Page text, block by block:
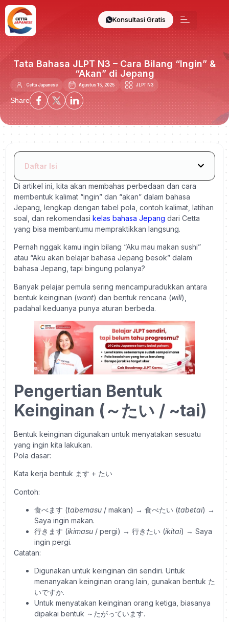
Konsultasi Gratis
Tata Bahasa JLPT N3 – Cara Bilang “Ingin” &
“Akan” di Jepang
Cetta Japanese Agustus 15, 2025 JLPT N3
Share
Daftar Isi
Di artikel ini, kita akan membahas perbedaan dan cara
membentuk kalimat “ingin” dan “akan” dalam bahasa
Jepang, lengkap dengan tabel pola, contoh kalimat, latihan
soal, dan rekomendasi kelas bahasa Jepang dari Cetta
yang bisa membantumu mempraktikkan langsung.
Pernah nggak kamu ingin bilang “Aku mau makan sushi”
atau “Aku akan belajar bahasa Jepang besok” dalam
bahasa Jepang, tapi bingung polanya?
Banyak pelajar pemula sering mencampuradukkan antara
bentuk keinginan (want) dan bentuk rencana (will),
padahal keduanya punya aturan berbeda.
Pengertian Bentuk
Keinginan (～たい / ~tai)
Bentuk keinginan digunakan untuk menyatakan sesuatu
yang ingin kita lakukan.
Pola dasar:
Kata kerja bentuk ます + たい
Contoh:
食べます (tabemasu / makan) → 食べたい (tabetai) →
Saya ingin makan.
行きます (ikimasu / pergi) → 行きたい (ikitai) → Saya
ingin pergi.
Catatan:
Digunakan untuk keinginan diri sendiri. Untuk
menanyakan keinginan orang lain, gunakan bentuk た
いですか.
Untuk menyatakan keinginan orang ketiga, biasanya
dipakai bentuk ～たがっています.